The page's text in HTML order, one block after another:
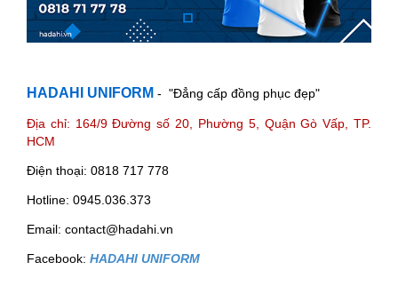
HADAHI UNIFORM - "Đẳng cấp đồng phục đẹp"
Địa chỉ: 164/9 Đường số 20, Phường 5, Quận Gò Vấp, TP.
HCM
Điện thoại: 0818 717 778
Hotline: 0945.036.373
Email: contact@hadahi.vn
Facebook: HADAHI UNIFORM